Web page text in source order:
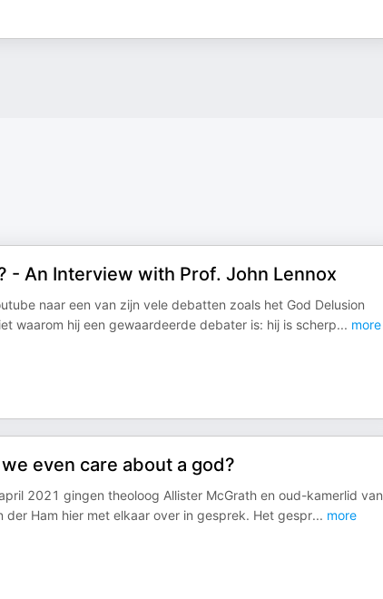
- An Interview with Prof. John Lennox
naar een van zijn vele debatten zoals het God Delusion
waarom hij een gewaardeerde debater is: hij is scherp... more
even care about a god?
2021 gingen theoloog Allister McGrath en oud-kamerlid van
Ham hier met elkaar over in gesprek. Het gespr... more